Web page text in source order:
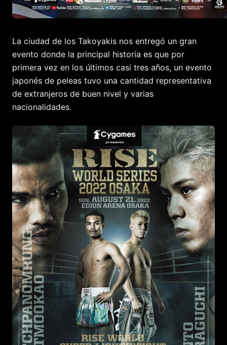
La ciudad de los Takoyakis nos entregó un gran
evento donde la principal historia es que por
primera vez en los últimos casi tres años, un evento
japonés de peleas tuvo una cantidad representativa
de extranjeros de buen nivel y varias
nacionalidades.